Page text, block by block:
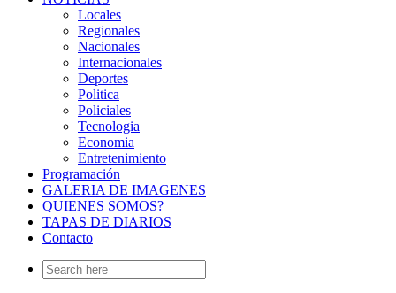
Locales
Regionales
Nacionales
Internacionales
Deportes
Politica
Policiales
Tecnologia
Economia
Entretenimiento
Programación
GALERIA DE IMAGENES
QUIENES SOMOS?
TAPAS DE DIARIOS
Contacto
Search
for: